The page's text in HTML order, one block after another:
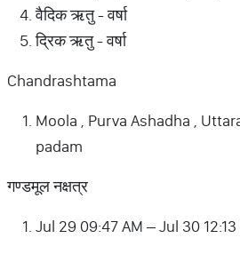
वैदिक ऋतु - वर्षा
द्रिक ऋतु - वर्षा
Chandrashtama
Moola , Purva Ashadha ,
padam
गण्डमूल नक्षत्र
Jul 29 09:47 AM – Jul 30